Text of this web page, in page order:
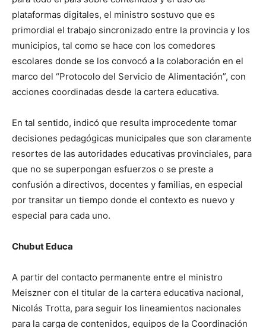
plataformas digitales, el ministro sostuvo que es
primordial el trabajo sincronizado entre la provincia y los
municipios, tal como se hace con los comedores
escolares donde se los convocó a la colaboración en el
marco del “Protocolo del Servicio de Alimentación”, con
acciones coordinadas desde la cartera educativa.
En tal sentido, indicó que resulta improcedente tomar
decisiones pedagógicas municipales que son claramente
resortes de las autoridades educativas provinciales, para
que no se superpongan esfuerzos o se preste a
confusión a directivos, docentes y familias, en especial
por transitar un tiempo donde el contexto es nuevo y
especial para cada uno.
Chubut Educa
A partir del contacto permanente entre el ministro
Meiszner con el titular de la cartera educativa nacional,
Nicolás Trotta, para seguir los lineamientos nacionales
para la carga de contenidos, equipos de la Coordinación